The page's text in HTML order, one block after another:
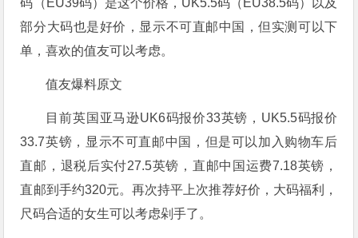
码（EU39码）是这个价格，UK5.5码（EU38.5码）以及
部分大码也是好价，显示不可直邮中国，但实测可以下
单，喜欢的值友可以考虑。
值友爆料原文
目前英国亚马逊UK6码报价33英镑，UK5.5码报价
33.7英镑，显示不可直邮中国，但是可以加入购物车后
直邮，退税后实付27.5英镑，直邮中国运费7.18英镑，
直邮到手约320元。再次持平上次推荐好价，大码福利，
尺码合适的女生可以考虑剁手了。